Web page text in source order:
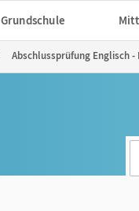
Grundschule
Abschlussprüfung Englisch